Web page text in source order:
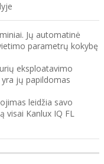
Jų automatinė
parametrų kokybę
eksploatavimo
jų papildomas
leidžia savo
visai Kanlux IQ FL